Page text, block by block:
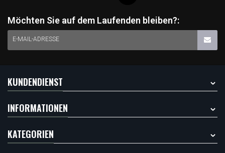
Möchten Sie auf dem Laufenden bleiben?:
E-MAIL-ADRESSE
KUNDENDIENST
INFORMATIONEN
KATEGORIEN